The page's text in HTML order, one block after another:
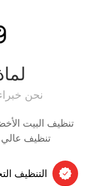
نحن
تنظيف البيت
تنظيف
التنظيف